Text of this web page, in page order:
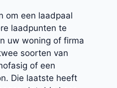
om een laadpaal
laadpunten te
uw woning of firma
soorten van
of een
Die laatste heeft